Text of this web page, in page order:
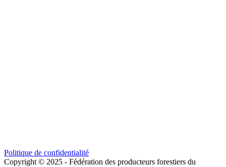
Politique de confidentialité
Copyright © 2025 - Fédération des producteurs forestiers du